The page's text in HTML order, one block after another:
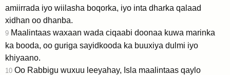
amiirrada iyo wiilasha boqorka, iyo inta dharka qalaad
xidhan oo dhanba.
9 Maalintaas waxaan wada ciqaabi doonaa kuwa marinka
ka booda, oo guriga sayidkooda ka buuxiya dulmi iyo
khiyaano.
10 Oo Rabbigu wuxuu leeyahay, Isla maalintaas qaylo